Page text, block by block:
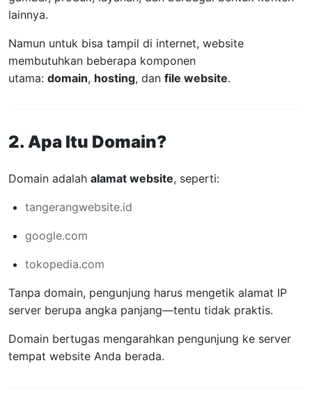
lainnya.
Namun untuk bisa tampil di internet, website
membutuhkan beberapa komponen
utama: domain, hosting, dan file website.
2. Apa Itu Domain?
Domain adalah alamat website, seperti:
tangerangwebsite.id
google.com
tokopedia.com
Tanpa domain, pengunjung harus mengetik alamat IP
server berupa angka panjang—tentu tidak praktis.
Domain bertugas mengarahkan pengunjung ke server
tempat website Anda berada.